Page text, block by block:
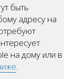
быть
адресу на
на дому или в